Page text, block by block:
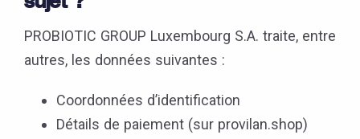
PROBIOTIC GROUP Luxembourg S.A. traite, entre
autres, les données suivantes :
Coordonnées d’identification
Détails de paiement (sur provilan.shop)